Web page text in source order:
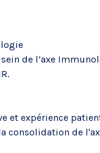
de l’axe
et expérience
consolidation de